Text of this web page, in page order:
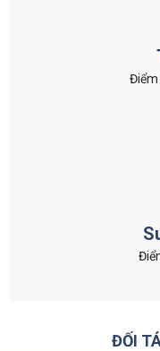
Điểm
ĐỐI